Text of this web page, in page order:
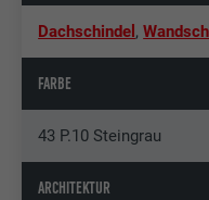
Dachschindel ,
FARBE
43 P.10 Steingrau
ARCHITEKTUR